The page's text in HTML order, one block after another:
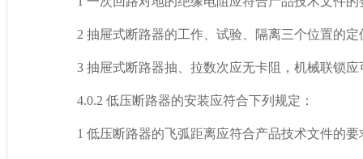
2 抽屉式断路器的工作、试验、隔离三个位置的
3 抽屉式断路器抽、拉数次应无卡阻，机械联锁应可靠
4.0.2 低压断路器的安装应符合下列规定：
1 低压断路器的飞弧距离应符合产品技术文件的要